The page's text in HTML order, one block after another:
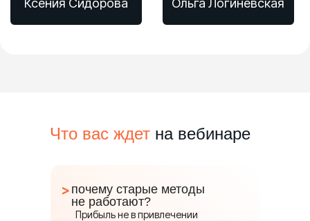
Что вас ждет на вебинаре
> почему старые методы
не работают?
Прибыль не в привлечении